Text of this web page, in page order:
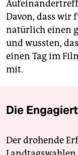
Davon, dass wir
natürlich einen
und wussten,
einen Tag im
mit.
Die
Der drohende